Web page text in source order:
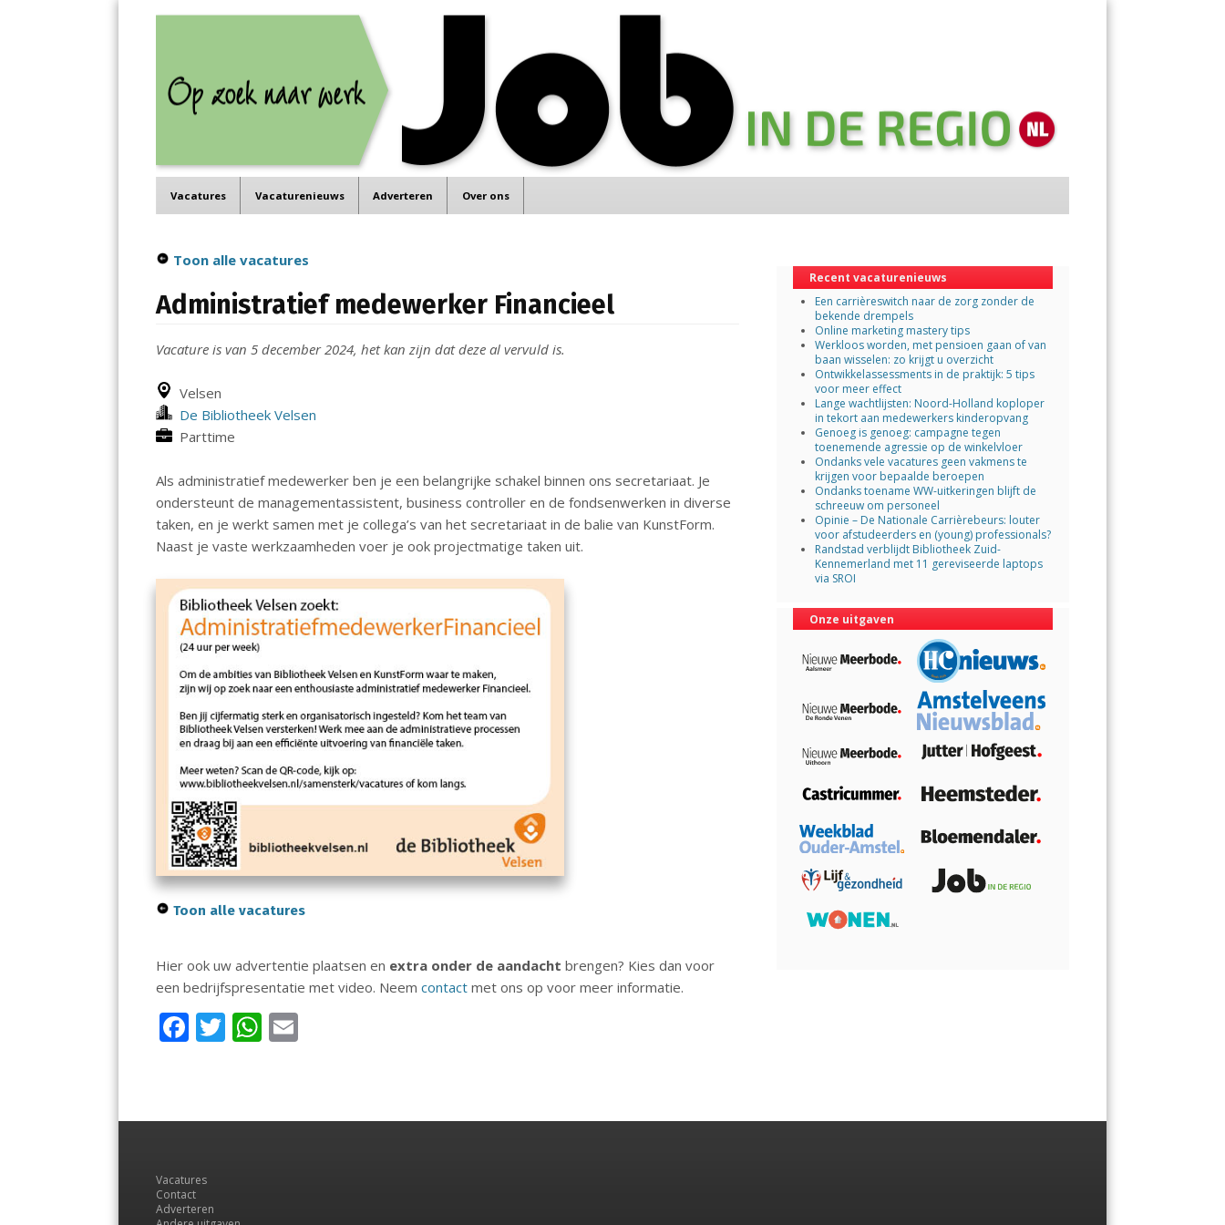
Menu
Vacatures Vacaturenieuws Adverteren Over ons
Toon alle vacatures
Administratief medewerker Financieel
Vacature is van 5 december 2024, het kan zijn dat deze al vervuld is.
Velsen
De Bibliotheek Velsen
Parttime
Als administratief medewerker ben je een belangrijke schakel binnen ons secretariaat. Je
ondersteunt de managementassistent, business controller en de fondsenwerken in diverse
taken, en je werkt samen met je collega’s van het secretariaat in de balie van KunstForm.
Naast je vaste werkzaamheden voer je ook projectmatige taken uit.
Toon alle vacatures
Hier ook uw advertentie plaatsen en extra onder de aandacht brengen? Kies dan voor
een bedrijfspresentatie met video. Neemcontact met ons op voor meer informatie.
F
b
o
k
T
er
W
s l
Recent vacaturenieuws
Een carrièreswitch naar de zorg zonder de
bekende drempels
Online marketing mastery tips
Werkloos worden, met pensioen gaan of van
baan wisselen: zo krijgt u overzicht
Ontwikkelassessments in de praktijk: 5 tips
voor meer effect
Lange wachtlijsten: Noord-Holland koploper
in tekort aan medewerkers kinderopvang
Genoeg is genoeg: campagne tegen
toenemende agressie op de winkelvloer
Ondanks vele vacatures geen vakmens te
krijgen voor bepaalde beroepen
Ondanks toename WW-uitkeringen blijft de
schreeuw om personeel
Opinie – De Nationale Carrièrebeurs: louter
voor afstudeerders en (young) professionals?
Randstad verblijdt Bibliotheek Zuid-
Kennemerland met 11 gereviseerde laptops
via SROI
Onze uitgaven
Vacatures
Contact
Adverteren